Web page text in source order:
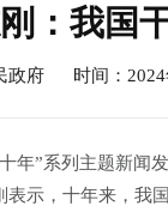
：我国
政府 时间：2024
年”系列主题新闻
示，十年来，我